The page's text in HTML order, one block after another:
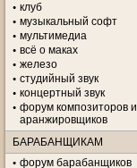
клуб
музыкальный софт
мультимедиа
всё о маках
железо
студийный звук
концертный звук
форум композиторов и
аранжировщиков
БАРАБАНЩИКАМ
форум барабанщиков